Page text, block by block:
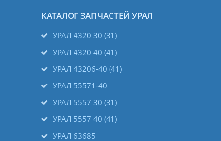
КАТАЛОГ ЗАПЧАСТЕЙ УРАЛ
УРАЛ 4320 30 (31)
УРАЛ 4320 40 (41)
УРАЛ 43206-40 (41)
УРАЛ 55571-40
УРАЛ 5557 30 (31)
УРАЛ 5557 40 (41)
УРАЛ 63685